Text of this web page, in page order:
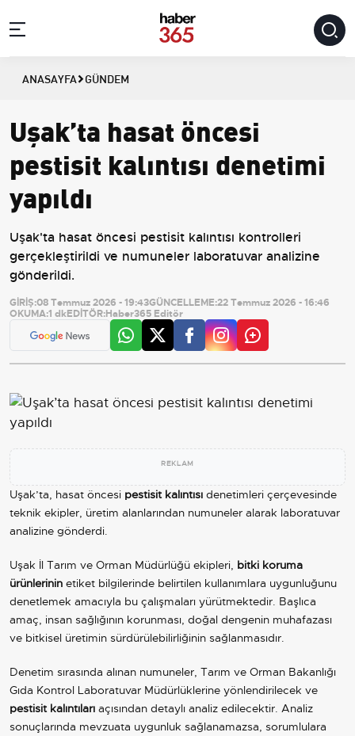
ANASAYFA GÜNDEM
Uşak’ta hasat öncesi
pestisit kalıntısı denetimi
yapıldı
Uşak'ta hasat öncesi pestisit kalıntısı kontrolleri
gerçekleştirildi ve numuneler laboratuvar analizine
gönderildi.
GİRİŞ:08 Temmuz 2026 - 19:43GÜNCELLEME:22 Temmuz 2026 - 16:46
OKUMA:1 dkEDİTÖR:Haber365 Editör
REKLAM
Uşak’ta, hasat öncesi pestisit kalıntısı denetimleri çerçevesinde
teknik ekipler, üretim alanlarından numuneler alarak laboratuvar
analizine gönderdi.
Uşak İl Tarım ve Orman Müdürlüğü ekipleri, bitki koruma
ürünlerinin etiket bilgilerinde belirtilen kullanımlara uygunluğunu
denetlemek amacıyla bu çalışmaları yürütmektedir. Başlıca
amaç, insan sağlığının korunması, doğal dengenin muhafazası
ve bitkisel üretimin sürdürülebilirliğinin sağlanmasıdır.
Denetim sırasında alınan numuneler, Tarım ve Orman Bakanlığı
Gıda Kontrol Laboratuvar Müdürlüklerine yönlendirilecek ve
pestisit kalıntıları açısından detaylı analiz edilecektir. Analiz
sonuçlarında mevzuata uygunluk sağlanamazsa, sorumlulara